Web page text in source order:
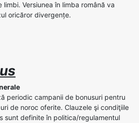
limbi. Versiunea în limba română va
oricăror divergențe.
periodic campanii de bonusuri pentru
de noroc oferite. Clauzele şi condiţiile
sunt definite în politica/regulamentul